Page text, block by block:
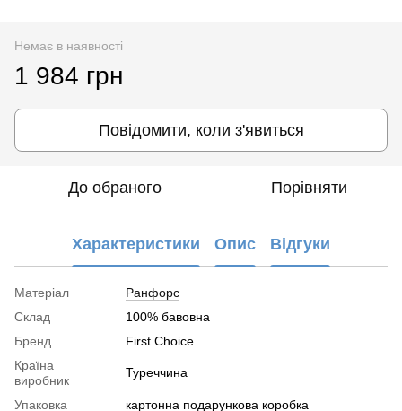
Немає в наявності
1 984 грн
Повідомити, коли з'явиться
До обраного Порівняти
Характеристики Опис Відгуки
Матеріал
Ранфорс
Склад
100% бавовна
Бренд
First Choice
Країна
виробник
Туреччина
Упаковка картонна подарункова коробка